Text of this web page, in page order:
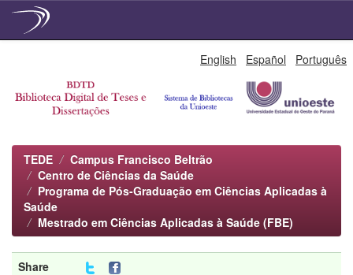
English Español Português
TEDE
Campus Francisco Beltrão
Centro de Ciências da Saúde
Programa de Pós-Graduação em Ciências Aplicadas à
Saúde
Mestrado em Ciências Aplicadas à Saúde (FBE)
Share